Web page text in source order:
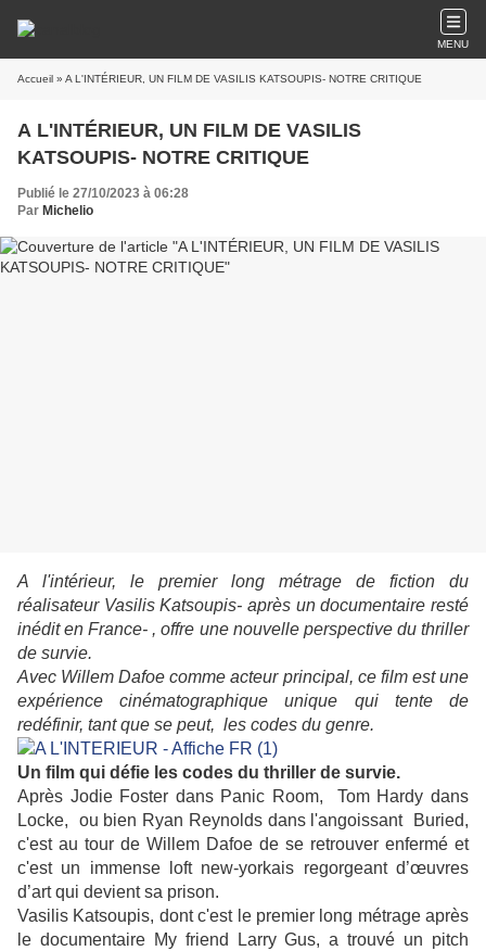
MENU
Accueil » A L'INTÉRIEUR, UN FILM DE VASILIS KATSOUPIS- NOTRE CRITIQUE
A L'INTÉRIEUR, UN FILM DE VASILIS
KATSOUPIS- NOTRE CRITIQUE
Publié le 27/10/2023 à 06:28
Par Michelio
A l'intérieur, le premier long métrage de fiction du
réalisateur Vasilis Katsoupis- après un documentaire resté
inédit en France- , offre une nouvelle perspective du thriller
de survie.
Avec Willem Dafoe comme acteur principal, ce film est une
expérience cinématographique unique qui tente de
redéfinir, tant que se peut, les codes du genre.
Un film qui défie les codes du thriller de survie.
Après Jodie Foster dans Panic Room, Tom Hardy dans
Locke, ou bien Ryan Reynolds dans l'angoissant Buried,
c'est au tour de Willem Dafoe de se retrouver enfermé et
c'est un immense loft new-yorkais regorgeant d’œuvres
d’art qui devient sa prison.
Vasilis Katsoupis, dont c'est le premier long métrage après
le documentaire My friend Larry Gus, a trouvé un pitch